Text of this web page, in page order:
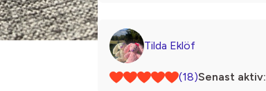
Tilda Eklöf
(18)Senast aktiv: